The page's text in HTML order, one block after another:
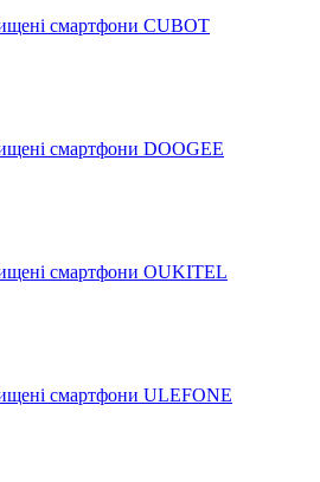
смартфони CUBOT
смартфони DOOGEE
смартфони OUKITEL
смартфони ULEFONE